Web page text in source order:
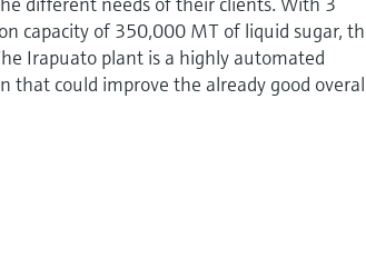
capacity of 350,000 MT of liquid sugar,
Irapuato plant is a highly automated
that could improve the already good